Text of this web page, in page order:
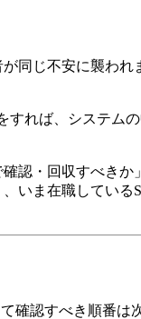
同じ不安に襲われ
れば、システム
認・回収すべきか
いま在職している
確認すべき順番は